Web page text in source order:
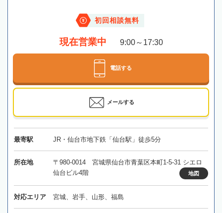
初回相談無料
現在営業中 9:00～17:30
電話する
メールする
最寄駅 JR・仙台市地下鉄「仙台駅」徒歩5分
所在地
〒980-0014 宮城県仙台市青葉区本町1-5-31 シエロ
仙台ビル4階
地図
対応エリア 宮城、岩手、山形、福島